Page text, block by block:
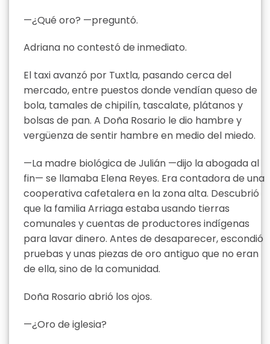
—¿Qué oro? —preguntó.
Adriana no contestó de inmediato.
El taxi avanzó por Tuxtla, pasando cerca del
mercado, entre puestos donde vendían queso de
bola, tamales de chipilín, tascalate, plátanos y
bolsas de pan. A Doña Rosario le dio hambre y
vergüenza de sentir hambre en medio del miedo.
—La madre biológica de Julián —dijo la abogada al
fin— se llamaba Elena Reyes. Era contadora de una
cooperativa cafetalera en la zona alta. Descubrió
que la familia Arriaga estaba usando tierras
comunales y cuentas de productores indígenas
para lavar dinero. Antes de desaparecer, escondió
pruebas y unas piezas de oro antiguo que no eran
de ella, sino de la comunidad.
Doña Rosario abrió los ojos.
—¿Oro de iglesia?